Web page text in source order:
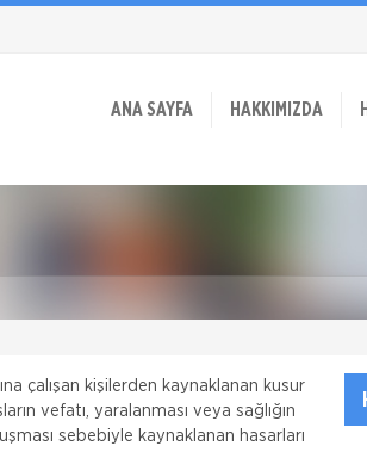
ANA SAYFA HAKKIMIZDA
çalışan kişilerden kaynaklanan kusur
vefatı, yaralanması veya sağlığın
sebebiyle kaynaklanan hasarları